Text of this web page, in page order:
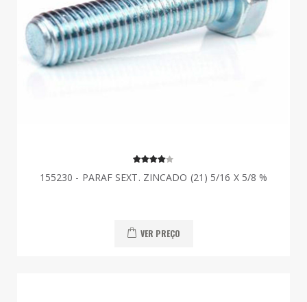
155230 - PARAF SEXT. ZINCADO (21) 5/16 X 5/8 %
VER PREÇO